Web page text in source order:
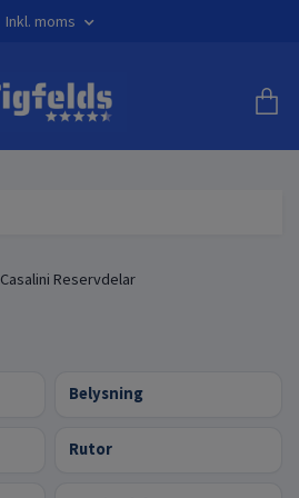
Inkl. moms
Casalini Reservdelar
Belysning
Rutor